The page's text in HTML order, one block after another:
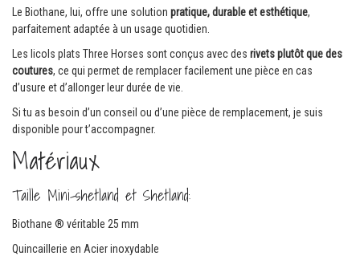
Le Biothane, lui, offre une solution pratique, durable et esthétique,
parfaitement adaptée à un usage quotidien.
Les licols plats Three Horses sont conçus avec des rivets plutôt que des
coutures, ce qui permet de remplacer facilement une pièce en cas
d’usure et d’allonger leur durée de vie.
Si tu as besoin d’un conseil ou d’une pièce de remplacement, je suis
disponible pour t’accompagner.
Matériaux
Taille Mini-shetland et Shetland:
Biothane ® véritable 25 mm
Quincaillerie en Acier inoxydable